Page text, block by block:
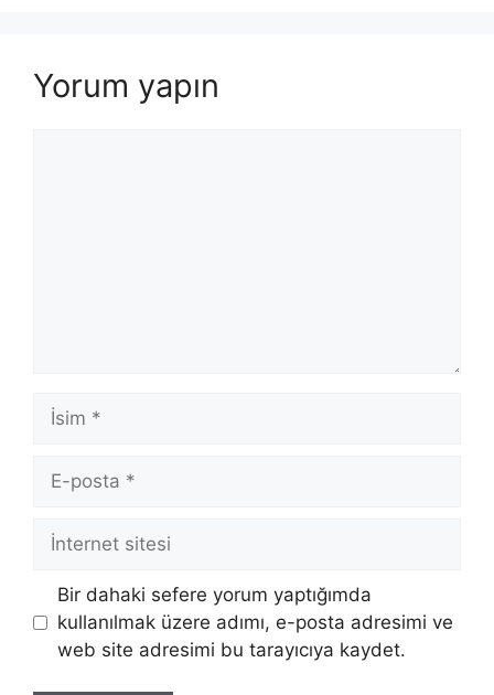
Yorum yapın
İsim
posta
İnternet
sitesi
Bir dahaki sefere yorum yaptığımda
kullanılmak üzere adımı, e-posta adresimi ve
web site adresimi bu tarayıcıya kaydet.